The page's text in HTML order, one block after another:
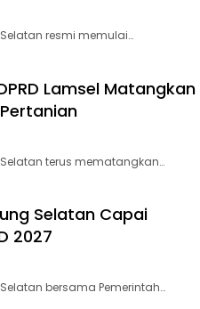
Selatan resmi memulai…
Lamsel Matangkan
Selatan terus mematangkan…
Selatan Capai
2027
Selatan bersama Pemerintah…